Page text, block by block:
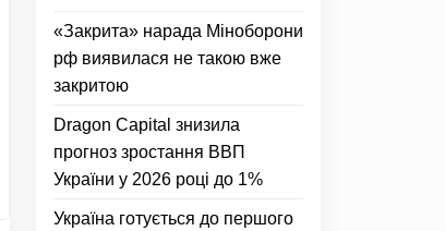
«Закрита» нарада Міноборони
рф виявилася не такою вже
закритою
Dragon Capital знизила
прогноз зростання ВВП
України у 2026 році до 1%
Україна готується до першого